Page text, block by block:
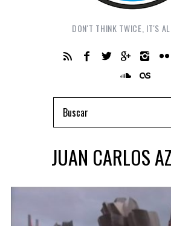
DON'T THINK TWICE, IT'S
JUAN CARLOS